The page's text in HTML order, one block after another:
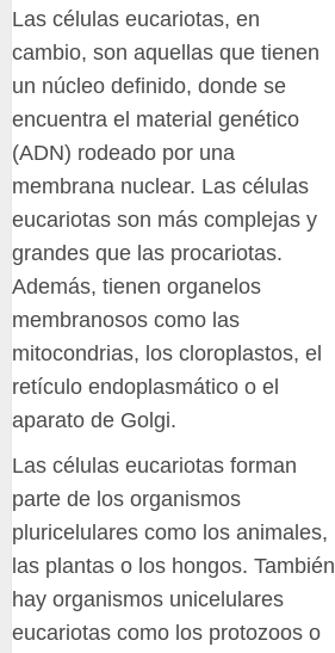
Las células eucariotas, en
cambio, son aquellas que tienen
un núcleo definido, donde se
encuentra el material genético
(ADN) rodeado por una
membrana nuclear. Las células
eucariotas son más complejas y
grandes que las procariotas.
Además, tienen organelos
membranosos como las
mitocondrias, los cloroplastos, el
retículo endoplasmático o el
aparato de Golgi.
Las células eucariotas forman
parte de los organismos
pluricelulares como los animales,
las plantas o los hongos. También
hay organismos unicelulares
eucariotas como los protozoos o